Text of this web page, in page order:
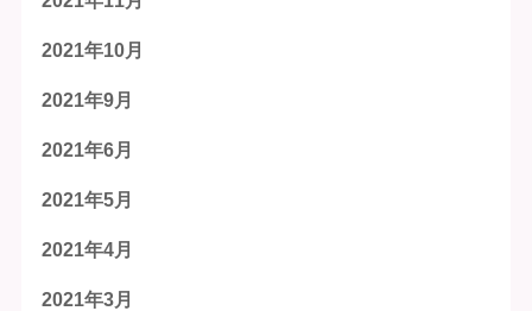
2021年10月
2021年9月
2021年6月
2021年5月
2021年4月
2021年3月